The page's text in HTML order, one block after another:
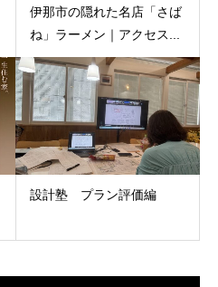
伊那市の隠れた名店「さば
ね」ラーメン｜アクセス...
設計塾 プラン評価編